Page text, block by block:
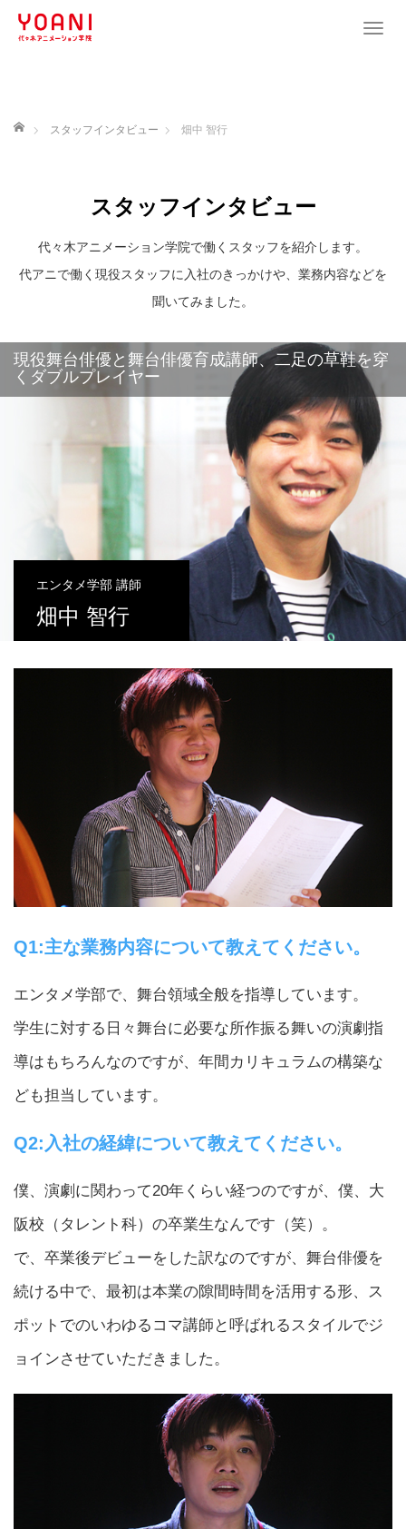
T
a
n
ホーム スタッフインタビュー 畑中 智行
スタッフインタビュー
代々木アニメーション学院で働くスタッフを紹介します。
代アニで働く現役スタッフに入社のきっかけや、業務内容などを
聞いてみました。
現役舞台俳優と舞台俳優育成講師、二足の草鞋を穿
くダブルプレイヤー
エンタメ学部 講師
畑中 智行
Q1:主な業務内容について教えてください。
エンタメ学部で、舞台領域全般を指導しています。
学生に対する日々舞台に必要な所作振る舞いの演劇指
導はもちろんなのですが、年間カリキュラムの構築な
ども担当しています。
Q2:入社の経緯について教えてください。
僕、演劇に関わって20年くらい経つのですが、僕、大
阪校（タレント科）の卒業生なんです（笑）。
で、卒業後デビューをした訳なのですが、舞台俳優を
続ける中で、最初は本業の隙間時間を活用する形、ス
ポットでのいわゆるコマ講師と呼ばれるスタイルでジ
ョインさせていただきました。